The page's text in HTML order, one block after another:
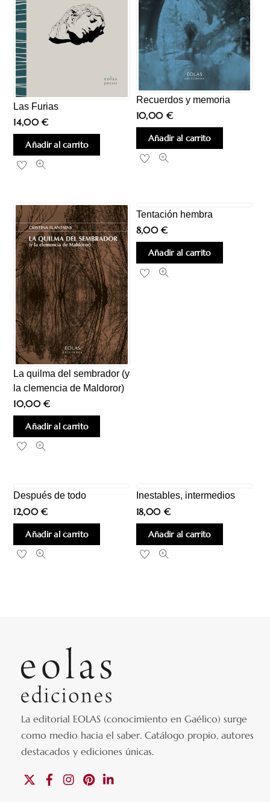
Las Furias
14,00€
Añadir al carrito
Recuerdos y memoria
10,00 €
Añadir al carrito
La quilma del sembrador (y
la clemencia de Maldoror)
10,00€
Añadir al carrito
Tentación hembra
8,00€
Añadir al carrito
Después de todo
12,00€
Añadir al carrito
Inestables, intermedios
18,00 €
Añadir al carrito
La editorial EOLAS (conocimiento en Gaélico) surge
como medio hacia el saber.Catálogo propio, autores
destacados y ediciones únicas.
FacebookInstagramPinterest